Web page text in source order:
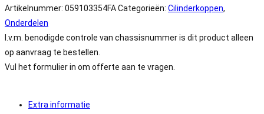
Artikelnummer: 059103354FACategorieën: Cilinderkoppen,
Onderdelen
I.v.m. benodigde controle van chassisnummer is dit product alleen
op aanvraag te bestellen.
Vul het formulier in om offerte aan te vragen.
Extra informatie